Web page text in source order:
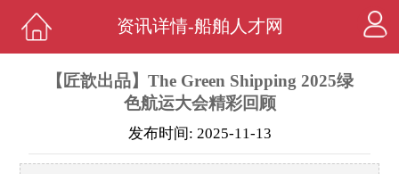
资讯详情-船舶人才网
【匠歆出品】The Green Shipping 2025绿
色航运大会精彩回顾
发布时间: 2025-11-13